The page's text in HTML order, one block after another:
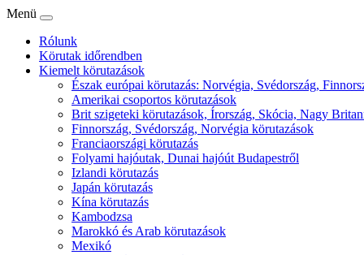
Menü
Rólunk
Körutak időrendben
Kiemelt körutazások
Észak európai körutazás: Norvégia, Svédország,
Amerikai csoportos körutazások
Brit szigeteki körutazások, Írország, Skócia, Nagy
Finnország, Svédország, Norvégia körutazások
Franciaországi körutazás
Folyami hajóutak, Dunai hajóút Budapestről
Izlandi körutazás
Japán körutazás
Kína körutazás
Kambodzsa
Marokkó és Arab körutazások
Mexikó